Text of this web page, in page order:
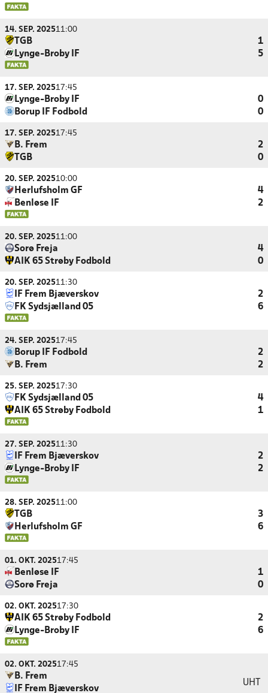
14. SEP. 202511:00
TGB
1
Lynge-Broby IF
5
17. SEP. 202517:45
Lynge-Broby IF
0
Borup IF Fodbold
0
17. SEP. 202517:45
B. Frem
2
TGB
0
20. SEP. 202510:00
Herlufsholm GF
4
Benløse IF
2
20. SEP. 202511:00
Sorø Freja
4
AIK 65 Strøby Fodbold
0
20. SEP. 202511:30
IF Frem Bjæverskov
2
FK Sydsjælland 05
6
24. SEP. 202517:45
Borup IF Fodbold
2
B. Frem
2
25. SEP. 202517:30
FK Sydsjælland 05
4
AIK 65 Strøby Fodbold
1
27. SEP. 202511:30
IF Frem Bjæverskov
2
Lynge-Broby IF
2
28. SEP. 202511:00
TGB
3
Herlufsholm GF
6
01. OKT. 202517:45
Benløse IF
1
Sorø Freja
0
02. OKT. 202517:30
AIK 65 Strøby Fodbold
2
Lynge-Broby IF
6
02. OKT. 202517:45
B. Frem
IF Frem Bjæverskov
UHT